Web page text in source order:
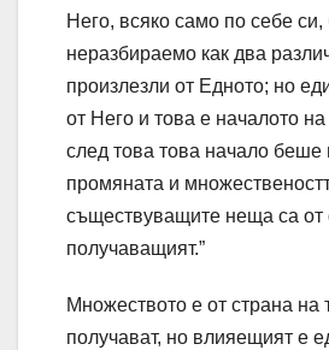
Него, всяко само по себе
неразбираемо как два
произлезли от Едното; но
от Него и това е началото
след това това начало беше
промяната и
съществуващите неща са от
получаващият.”
Множеството е от страна на
получават, но влияещият е